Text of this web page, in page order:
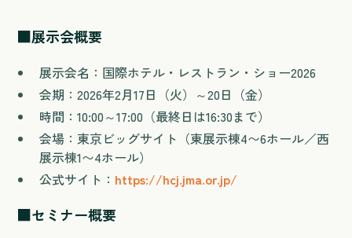
■展示会概要
展示会名：国際ホテル・レストラン・ショー2026
会期：2026年2月17日（火）～20日（金）
時間：10:00～17:00（最終日は16:30まで）
会場：東京ビッグサイト（東展示棟4〜6ホール／西
展示棟1〜4ホール）
公式サイト： https://hcj.jma.or.jp/
■セミナー概要